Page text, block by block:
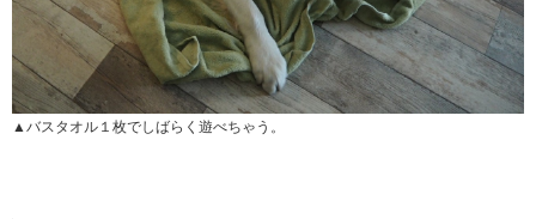
▲バスタオル１枚でしばらく遊べちゃう。